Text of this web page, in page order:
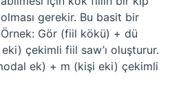
gerekir. Bu basit bir
Gör (fiil kökü) + dü
çekimli fiil saw’ı oluşturur.
ek) + m (kişi eki) çekimli